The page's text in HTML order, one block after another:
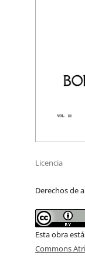
Licencia
Derechos de
Esta obra
Commons